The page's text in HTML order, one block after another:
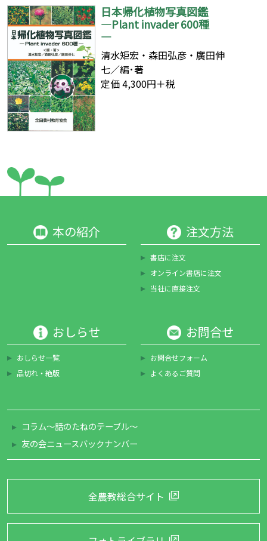
日本帰化植物写真図鑑
―Plant invader 600種
―
清水矩宏・森田弘彦・廣田伸
七／編･著
定価 4,300円＋税
本の紹介 注文方法
書店に注文
オンライン書店に注文
当社に直接注文
おしらせ
おしらせ一覧
品切れ・絶版
お問合せ
お問合せフォーム
よくあるご質問
コラム～話のたねのテーブル～
友の会ニュースバックナンバー
全農教総合サイト